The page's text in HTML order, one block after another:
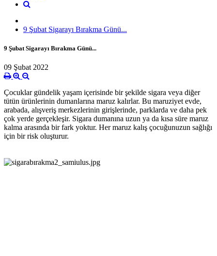
9 Şubat Sigarayı Bırakma Günü...
9 Şubat Sigarayı Bırakma Günü...
09 Şubat 2022
Çocuklar gündelik yaşam içerisinde bir şekilde sigara veya diğer
tütün ürünlerinin dumanlarına maruz kalırlar. Bu maruziyet evde,
arabada, alışveriş merkezlerinin girişlerinde, parklarda ve daha pek
çok yerde gerçekleşir. Sigara dumanına uzun ya da kısa süre maruz
kalma arasında bir fark yoktur. Her maruz kalış çocuğunuzun sağlığı
için bir risk oluşturur.